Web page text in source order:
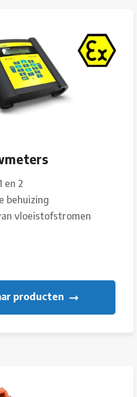
en 2
behuizing
vloeistofstromen
producten